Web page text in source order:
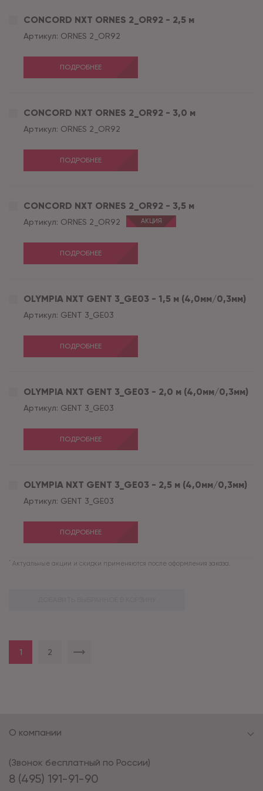
CONCORD NXT ORNES 2_OR92 - 2,5 м
Артикул: ORNES 2_OR92
ПОДРОБНЕЕ
CONCORD NXT ORNES 2_OR92 - 3,0 м
Артикул: ORNES 2_OR92
ПОДРОБНЕЕ
CONCORD NXT ORNES 2_OR92 - 3,5 м
Артикул: ORNES 2_OR92 АКЦИЯ
ПОДРОБНЕЕ
OLYMPIA NXT GENT 3_GE03 - 1,5 м (4,0мм/0,3мм)
Артикул: GENT 3_GE03
ПОДРОБНЕЕ
OLYMPIA NXT GENT 3_GE03 - 2,0 м (4,0мм/0,3мм)
Артикул: GENT 3_GE03
ПОДРОБНЕЕ
OLYMPIA NXT GENT 3_GE03 - 2,5 м (4,0мм/0,3мм)
Артикул: GENT 3_GE03
ПОДРОБНЕЕ
* Актуальные акции и скидки применяются после оформления заказа.
1 2
8 (495) 191-91-90
(Звонок бесплатный по России)
О компании